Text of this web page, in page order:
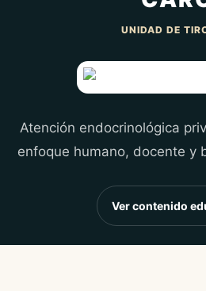
UNIDAD DE
Atención endocrinológica
enfoque humano, docente y
Ver contenido